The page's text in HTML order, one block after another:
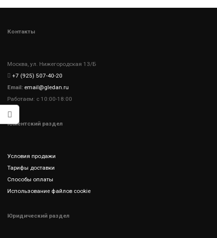
Контакты
Москва, ул. Нижегородская 13/Б
+7 (925) 507-40-20
Email: email@gledan.ru
Работаем: с 10:00-18:00
Клиентский раздел
Условия продажи
Тарифы доставки
Способы оплаты
Использование файлов cookie
Юридический раздел